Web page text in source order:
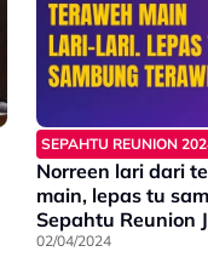
SEPAHTU REUNION
Norreen lari dari
main, lepas tu
Sepahtu Reunion
8]
02/04/2024